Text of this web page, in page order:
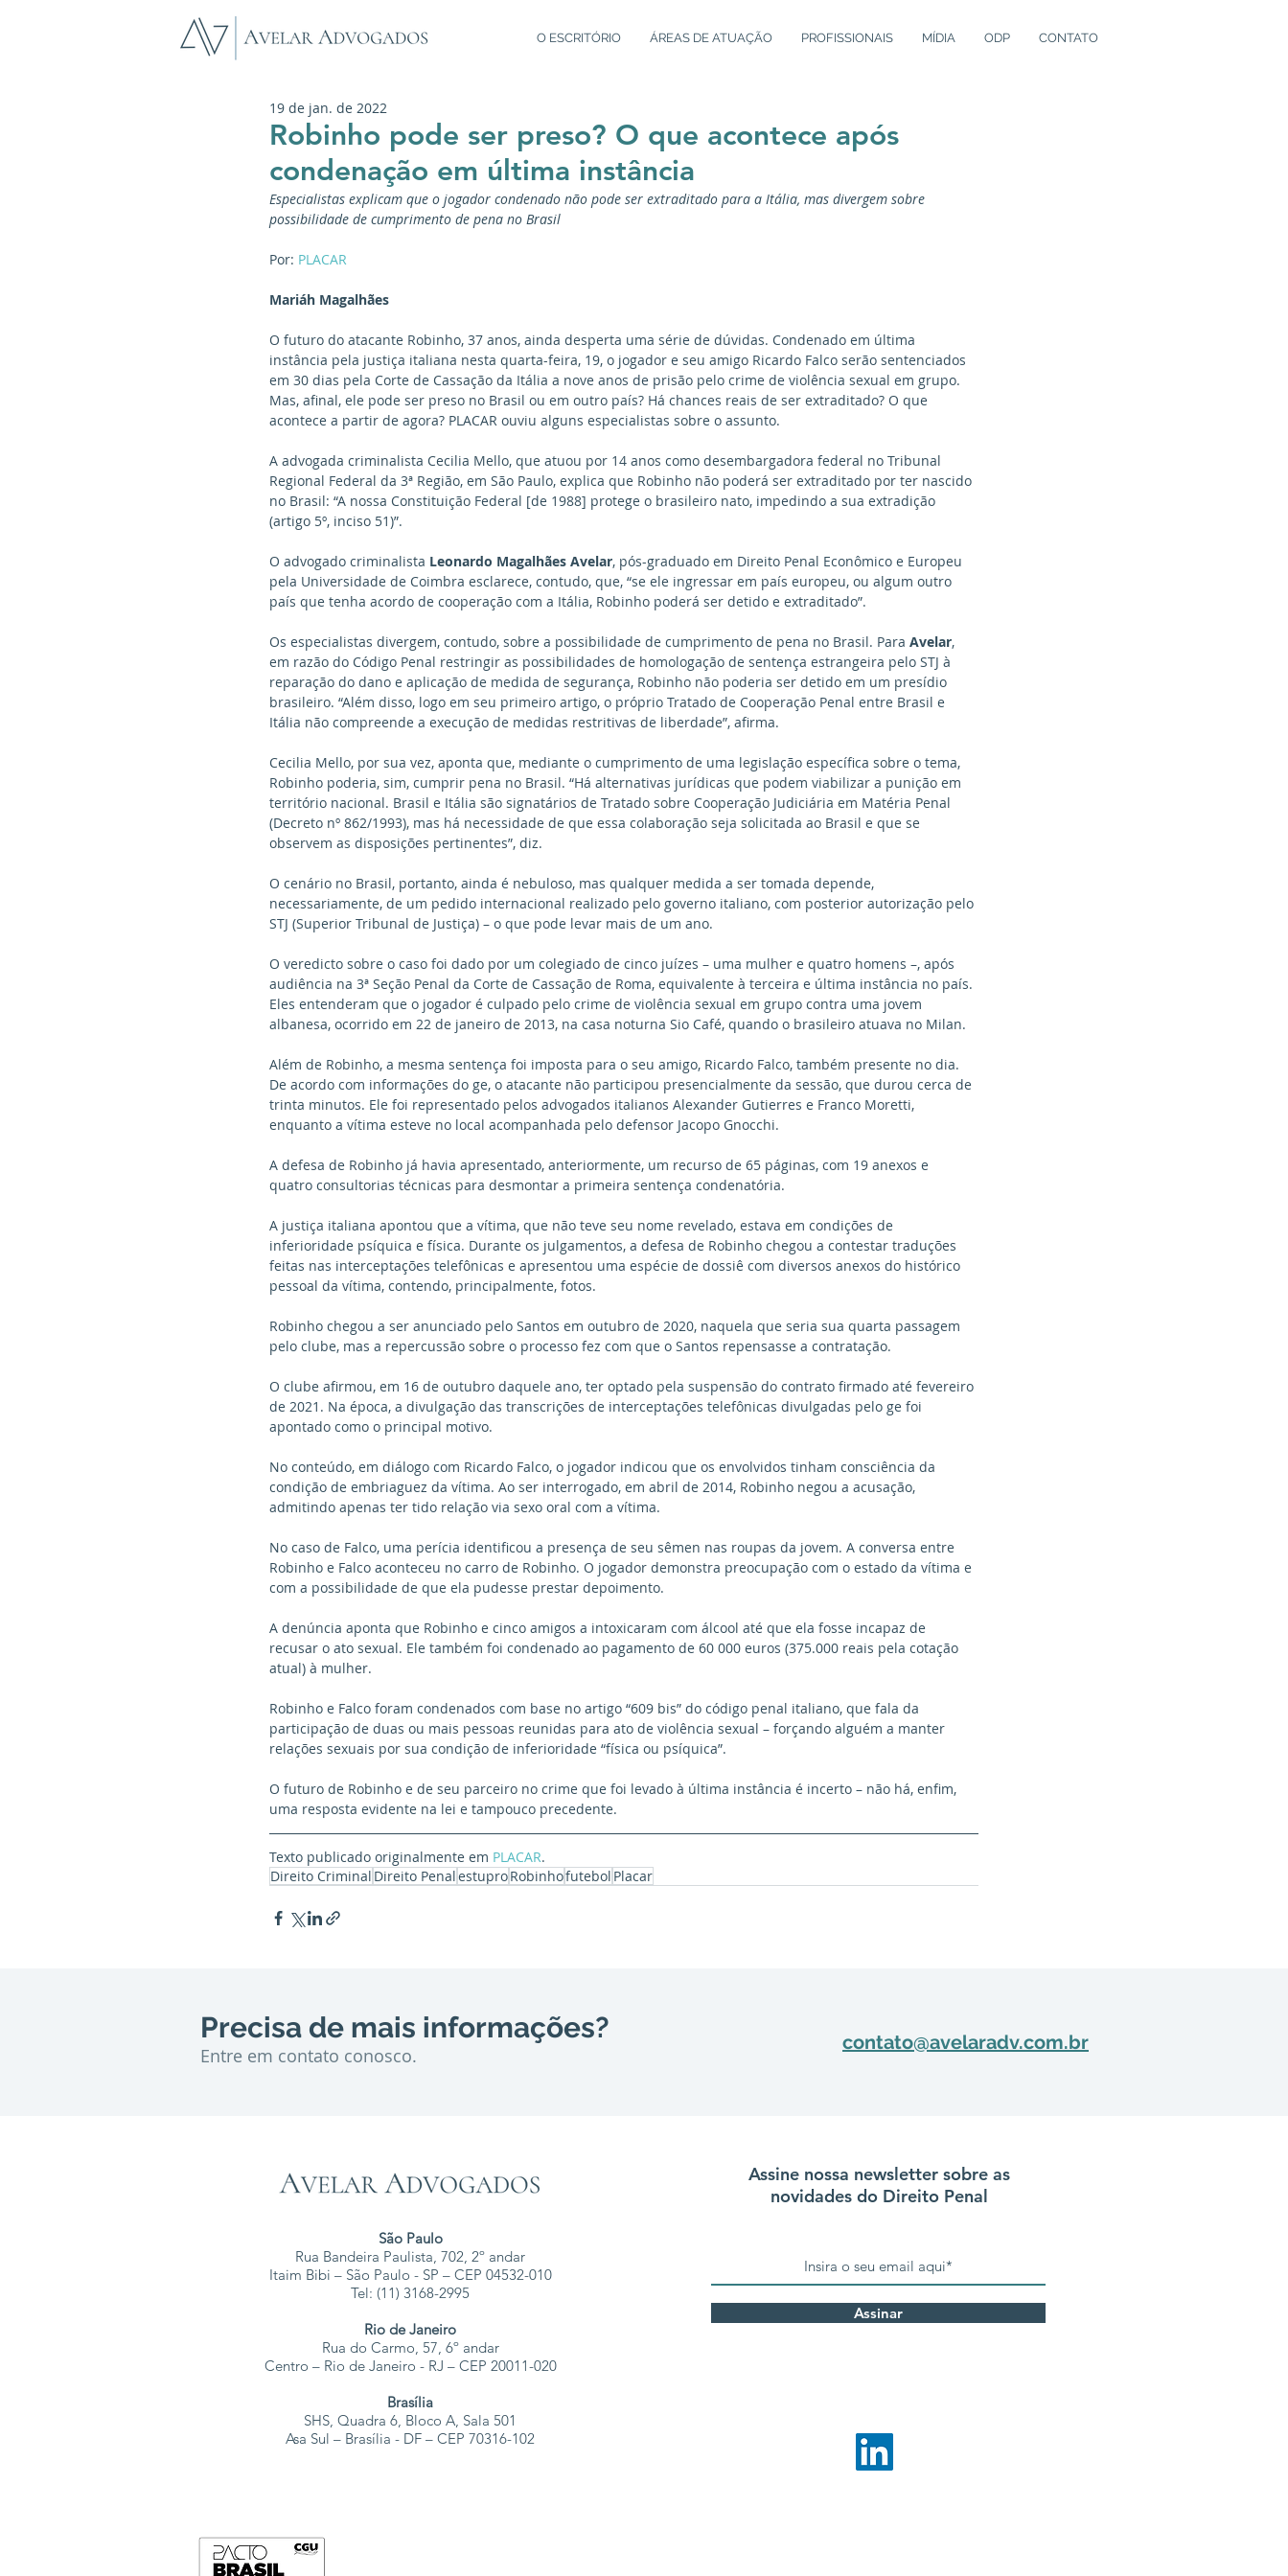
O ESCRITÓRIO ÁREAS DE ATUAÇÃO PROFISSIONAIS MÍDIA ODP CONTATO
Robinho pode ser preso? O que acontece após
condenação em última instância
19 de jan. de 2022
Especialistas explicam que o jogador condenado não pode ser extraditado para a Itália, mas divergem sobre
possibilidade de cumprimento de pena no Brasil
Por: PLACAR
Mariáh Magalhães
O futuro do atacante Robinho, 37 anos, ainda desperta uma série de dúvidas. Condenado em última
instância pela justiça italiana nesta quarta-feira, 19, o jogador e seu amigo Ricardo Falco serão sentenciados
em 30 dias pela Corte de Cassação da Itália a nove anos de prisão pelo crime de violência sexual em grupo.
Mas, afinal, ele pode ser preso no Brasil ou em outro país? Há chances reais de ser extraditado? O que
acontece a partir de agora? PLACAR ouviu alguns especialistas sobre o assunto.
A advogada criminalista Cecilia Mello, que atuou por 14 anos como desembargadora federal no Tribunal
Regional Federal da 3ª Região, em São Paulo, explica que Robinho não poderá ser extraditado por ter nascido
no Brasil: “A nossa Constituição Federal [de 1988] protege o brasileiro nato, impedindo a sua extradição
(artigo 5º, inciso 51)”.
O advogado criminalista Leonardo Magalhães Avelar, pós-graduado em Direito Penal Econômico e Europeu
pela Universidade de Coimbra esclarece, contudo, que, “se ele ingressar em país europeu, ou algum outro
país que tenha acordo de cooperação com a Itália, Robinho poderá ser detido e extraditado”.
Os especialistas divergem, contudo, sobre a possibilidade de cumprimento de pena no Brasil. Para Avelar,
em razão do Código Penal restringir as possibilidades de homologação de sentença estrangeira pelo STJ à
reparação do dano e aplicação de medida de segurança, Robinho não poderia ser detido em um presídio
brasileiro. “Além disso, logo em seu primeiro artigo, o próprio Tratado de Cooperação Penal entre Brasil e
Itália não compreende a execução de medidas restritivas de liberdade”, afirma.
Cecilia Mello, por sua vez, aponta que, mediante o cumprimento de uma legislação específica sobre o tema,
Robinho poderia, sim, cumprir pena no Brasil. “Há alternativas jurídicas que podem viabilizar a punição em
território nacional. Brasil e Itália são signatários de Tratado sobre Cooperação Judiciária em Matéria Penal
(Decreto nº 862/1993), mas há necessidade de que essa colaboração seja solicitada ao Brasil e que se
observem as disposições pertinentes”, diz.
O cenário no Brasil, portanto, ainda é nebuloso, mas qualquer medida a ser tomada depende,
necessariamente, de um pedido internacional realizado pelo governo italiano, com posterior autorização pelo
STJ (Superior Tribunal de Justiça) – o que pode levar mais de um ano.
O veredicto sobre o caso foi dado por um colegiado de cinco juízes – uma mulher e quatro homens –, após
audiência na 3ª Seção Penal da Corte de Cassação de Roma, equivalente à terceira e última instância no país.
Eles entenderam que o jogador é culpado pelo crime de violência sexual em grupo contra uma jovem
albanesa, ocorrido em 22 de janeiro de 2013, na casa noturna Sio Café, quando o brasileiro atuava no Milan.
Além de Robinho, a mesma sentença foi imposta para o seu amigo, Ricardo Falco, também presente no dia.
De acordo com informações do ge, o atacante não participou presencialmente da sessão, que durou cerca de
trinta minutos. Ele foi representado pelos advogados italianos Alexander Gutierres e Franco Moretti,
enquanto a vítima esteve no local acompanhada pelo defensor Jacopo Gnocchi.
A defesa de Robinho já havia apresentado, anteriormente, um recurso de 65 páginas, com 19 anexos e
quatro consultorias técnicas para desmontar a primeira sentença condenatória.
A justiça italiana apontou que a vítima, que não teve seu nome revelado, estava em condições de
inferioridade psíquica e física. Durante os julgamentos, a defesa de Robinho chegou a contestar traduções
feitas nas interceptações telefônicas e apresentou uma espécie de dossiê com diversos anexos do histórico
pessoal da vítima, contendo, principalmente, fotos.
Robinho chegou a ser anunciado pelo Santos em outubro de 2020, naquela que seria sua quarta passagem
pelo clube, mas a repercussão sobre o processo fez com que o Santos repensasse a contratação.
O clube afirmou, em 16 de outubro daquele ano, ter optado pela suspensão do contrato firmado até fevereiro
de 2021. Na época, a divulgação das transcrições de interceptações telefônicas divulgadas pelo ge foi
apontado como o principal motivo.
No conteúdo, em diálogo com Ricardo Falco, o jogador indicou que os envolvidos tinham consciência da
condição de embriaguez da vítima. Ao ser interrogado, em abril de 2014, Robinho negou a acusação,
admitindo apenas ter tido relação via sexo oral com a vítima.
No caso de Falco, uma perícia identificou a presença de seu sêmen nas roupas da jovem. A conversa entre
Robinho e Falco aconteceu no carro de Robinho. O jogador demonstra preocupação com o estado da vítima e
com a possibilidade de que ela pudesse prestar depoimento.
A denúncia aponta que Robinho e cinco amigos a intoxicaram com álcool até que ela fosse incapaz de
recusar o ato sexual. Ele também foi condenado ao pagamento de 60 000 euros (375.000 reais pela cotação
atual) à mulher.
Robinho e Falco foram condenados com base no artigo “609 bis” do código penal italiano, que fala da
participação de duas ou mais pessoas reunidas para ato de violência sexual – forçando alguém a manter
relações sexuais por sua condição de inferioridade “física ou psíquica”.
O futuro de Robinho e de seu parceiro no crime que foi levado à última instância é incerto – não há, enfim,
uma resposta evidente na lei e tampouco precedente.
Texto publicado originalmente em PLACAR.
Direito Criminal Direito PenalestuproRobinhofutebol Placar
Precisa de mais informações?
Entre em contato conosco.
contato@avelaradv.com.br
São Paulo
Rua Bandeira Paulista, 702, 2º andar
Itaim Bibi – São Paulo - SP – CEP 04532-010
Tel: (11) 3168-2995
Rio de Janeiro
Rua do Carmo, 57, 6º andar
Centro – Rio de Janeiro - RJ – CEP 20011-020
Brasília
SHS, Quadra 6, Bloco A, Sala 501
Asa Sul – Brasília - DF – CEP 70316-102
Assine nossa newsletter sobre as
novidades do Direito Penal
Assinar